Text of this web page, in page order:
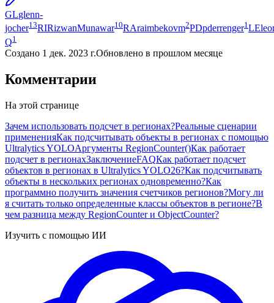
GLglenn-
jocher13RIRizwanMunawar10RAraimbekovm2PDpderrenger1LE
Q1
Создано 1 дек. 2023 г.Обновлено в прошлом месяце
Комментарии
На этой странице
Зачем использовать подсчет в регионах?Реальные сценарии
примененияКак подсчитывать объекты в регионах с помощью
Ultralytics YOLOАргументы RegionCounter()Как работает
подсчет в регионахЗаключениеFAQКак работает подсчет
объектов в регионах в Ultralytics YOLO26?Как подсчитывать
объекты в нескольких регионах одновременно?Как
программно получить значения счетчиков регионов?Могу ли
я считать только определенные классы объектов в регионе?В
чем разница между RegionCounter и ObjectCounter?
Изучить с помощью ИИ